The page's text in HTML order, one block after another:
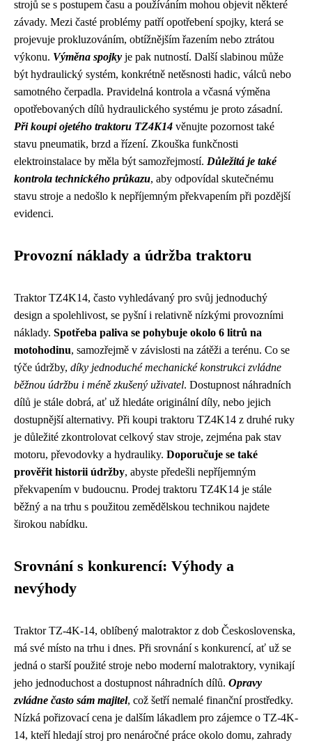
strojů se s postupem času a používáním mohou objevit některé
závady. Mezi časté problémy patří opotřebení spojky, která se
projevuje prokluzováním, obtížnějším řazením nebo ztrátou
výkonu. Výměna spojky je pak nutností. Další slabinou může
být hydraulický systém, konkrétně netěsnosti hadic, válců nebo
samotného čerpadla. Pravidelná kontrola a včasná výměna
opotřebovaných dílů hydraulického systému je proto zásadní.
Při koupi ojetého traktoru TZ4K14 věnujte pozornost také
stavu pneumatik, brzd a řízení. Zkouška funkčnosti
elektroinstalace by měla být samozřejmostí. Důležitá je také
kontrola technického průkazu, aby odpovídal skutečnému
stavu stroje a nedošlo k nepříjemným překvapením při pozdější
evidenci.
Provozní náklady a údržba traktoru
Traktor TZ4K14, často vyhledávaný pro svůj jednoduchý
design a spolehlivost, se pyšní i relativně nízkými provozními
náklady. Spotřeba paliva se pohybuje okolo 6 litrů na
motohodinu, samozřejmě v závislosti na zátěži a terénu. Co se
týče údržby, díky jednoduché mechanické konstrukci zvládne
běžnou údržbu i méně zkušený uživatel. Dostupnost náhradních
dílů je stále dobrá, ať už hledáte originální díly, nebo jejich
dostupnější alternativy. Při koupi traktoru TZ4K14 z druhé ruky
je důležité zkontrolovat celkový stav stroje, zejména pak stav
motoru, převodovky a hydrauliky. Doporučuje se také
prověřit historii údržby, abyste předešli nepříjemným
překvapením v budoucnu. Prodej traktoru TZ4K14 je stále
běžný a na trhu s použitou zemědělskou technikou najdete
širokou nabídku.
Srovnání s konkurencí: Výhody a
nevýhody
Traktor TZ-4K-14, oblíbený malotraktor z dob Československa,
má své místo na trhu i dnes. Při srovnání s konkurencí, ať už se
jedná o starší použité stroje nebo moderní malotraktory, vynikají
jeho jednoduchost a dostupnost náhradních dílů. Opravy
zvládne často sám majitel, což šetří nemalé finanční prostředky.
Nízká pořizovací cena je dalším lákadlem pro zájemce o TZ-4K-
14, kteří hledají stroj pro nenáročné práce okolo domu, zahrady